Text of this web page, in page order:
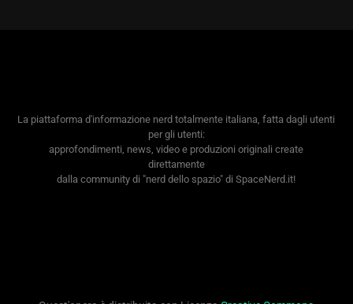
La piattaforma d'informazione nerd totalmente italiana, fatta dagli utenti
per gli utenti:
approfondimenti, news, video e produzioni originali create
direttamente
dalla community di "nerd dello spazio" di SpaceNerd.it!